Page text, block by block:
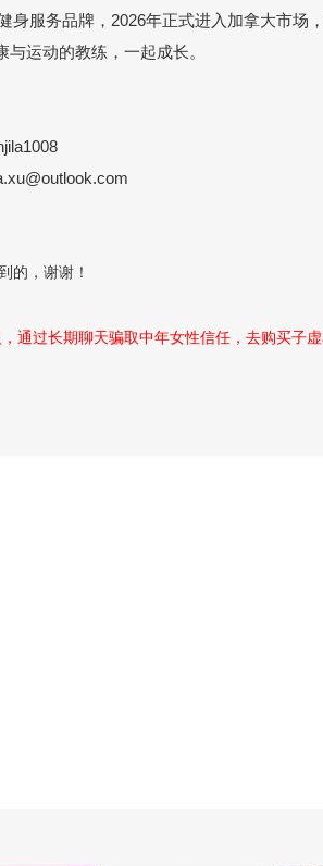
身服务品牌，2026年正式进入加拿大市场
运动的教练，一起成长。
的，谢谢！
通过长期聊天骗取中年女性信任，去购买子